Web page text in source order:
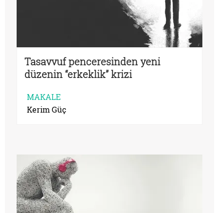
Tasavvuf penceresinden yeni
düzenin “erkeklik” krizi
MAKALE
Kerim Güç